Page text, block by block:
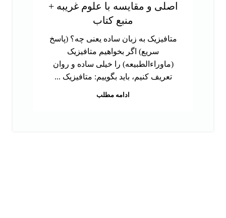
اصلی و مقایسه با علوم غریبه +
منبع کتاب
متافیزیک به زبان ساده یعنی چه؟ (پاسخ
سریع) اگر بخواهیم متافیزیک
(ماوراءالطبیعه) را خیلی ساده و روان
تعریف کنیم، باید بگوییم: متافیزیک ...
ادامه مطلب